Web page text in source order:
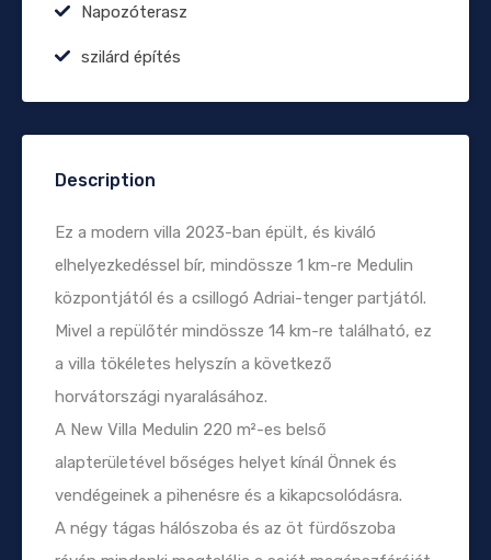
Napozóterasz
szilárd építés
Description
Ez a modern villa 2023-ban épült, és kiváló
elhelyezkedéssel bír, mindössze 1 km-re Medulin
központjától és a csillogó Adriai-tenger partjától.
Mivel a repülőtér mindössze 14 km-re található, ez
a villa tökéletes helyszín a következő
horvátországi nyaralásához.
A New Villa Medulin 220 m²-es belső
alapterületével bőséges helyet kínál Önnek és
vendégeinek a pihenésre és a kikapcsolódásra.
A négy tágas hálószoba és az öt fürdőszoba